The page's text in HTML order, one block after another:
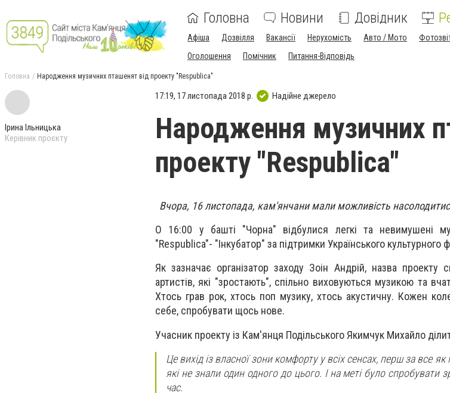
Головна Новини Довідник
Афіша Дозвілля Вакансії Нерухомість Авто / Мото
Оголошення
Помічник Питання-Відповідь
Головна Народження музичних пташенят від проекту "Respublica"
Ірина Ільницька
Керівник проєкту
17:19, 17 листопада 2018 р. Надійне джерело
Народження музичних
проекту "Respublica"
Вчора, 16 листопада, кам'янчани мали можливість
О 16:00 у башті "Чорна" відбулися легкі та невимушені
"Respublica"- "Інкубатор" за підтримки Українського культурного
Як зазначає організатор заходу Зоін Андрій, назва проекту
артистів, які "зростають", спільно виховуються музикою та
Хтось грав рок, хтось поп музику, хтось акустичну. Кожен
себе, спробувати щось нове.
Учасник проекту із Кам'янця Подільського Якимчук Михайло
Це вихід із власної зони комфорту у всіх сенсах, перш за все
які не знали один одного до цього. І на меті було спробувати
час.